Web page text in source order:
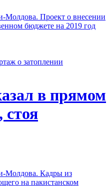
Проект о внесении
бюджете на 2019 год
в прямом
стоя
Кадры из
на пакистанском